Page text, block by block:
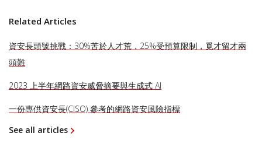
Related Articles
資安長頭號挑戰：30%苦於人才荒，25%受預算限制，覓才留才兩
頭難
2023 上半年網路資安威脅摘要與生成式 AI
一份專供資安長(CISO) 參考的網路資安風險指標
See all articles